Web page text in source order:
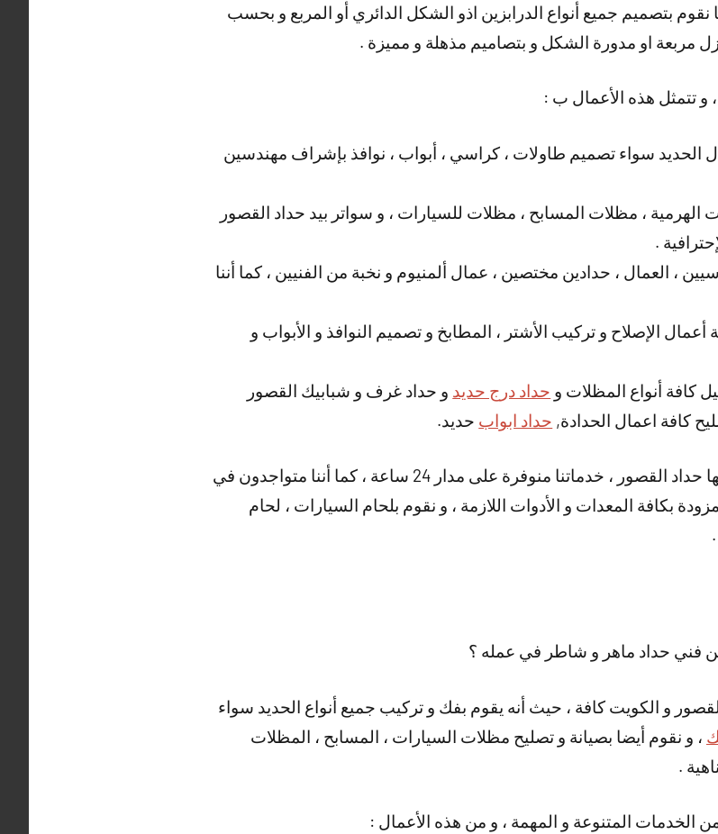
نقوم بتصميم جميع أنواع الدرابزين اذو الشكل الدائري أو المربع و بحسب
مربعة او مدورة الشكل و بتصاميم مذهلة و مميزة .
و تتمثل هذه الأعمال ب :
الحديد سواء تصميم طاولات ، كراسي ، أبواب ، نوافذ بإشراف مهندسين
الهرمية ، مظلات المسابح ، مظلات للسيارات ، و سواتر بيد حداد القصور
.
، العمال ، حدادين مختصين ، عمال ألمنيوم و نخبة من الفنيين ، كما أننا
الإصلاح و تركيب الأشتر ، المطابخ و تصميم النوافذ و الأبواب و
كافة أنواع المظلات و حداد درج حديد و حداد غرف و شبابيك القصور
كافة اعمال الحدادة, حداد ابواب حديد.
و هناك أيضا العديد من الأعمال التي يقوم بها حداد القصور ، خدماتنا منوفرة على مدار 24 ساعة ، كما أننا متواجدون في
بكافة المعدات و الأدوات اللازمة ، و نقوم بلحام السيارات ، لحام
فني حداد ماهر و شاطر في عمله ؟
و الكويت كافة ، حيث أنه يقوم بفك و تركيب جميع أنواع الحديد سواء
، و نقوم أيضا بصيانة و تصليح مظلات السيارات ، المسابح ، المظلات
.
الخدمات المتنوعة و المهمة ، و من هذه الأعمال :